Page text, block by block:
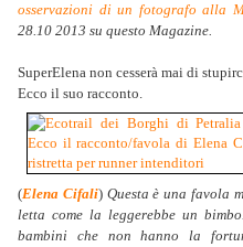
osservazioni di un fotografo alla
28.10 2013 su questo Magazine.
SuperElena non cesserà mai di
Ecco il suo racconto.
(Elena Cifali) Questa è una favola
letta come la leggerebbe un
bambini che non hanno la